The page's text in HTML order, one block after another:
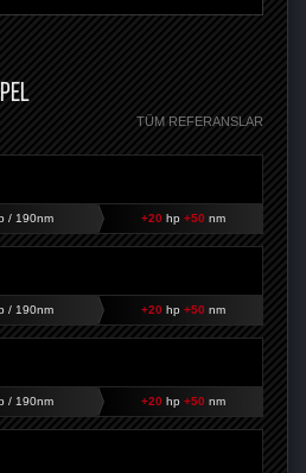
TÜM REFERANSLAR
/ 190nm +20 hp +50 nm
/ 190nm +20 hp +50 nm
/ 190nm +20 hp +50 nm